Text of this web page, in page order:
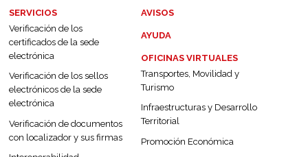
SERVICIOS
Verificación de los
certificados de la sede
electrónica
Verificación de los sellos
electrónicos de la sede
electrónica
Verificación de documentos
con localizador y sus firmas
AVISOS
AYUDA
OFICINAS VIRTUALES
Transportes, Movilidad y
Turismo
Infraestructuras y Desarrollo
Territorial
Promoción Económica